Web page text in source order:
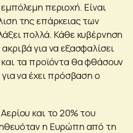
περιοχή. Είναι
της επάρκειας των
πολλά. Κάθε κυβέρνηση
για να εξασφαλίσει
τα προϊόντα θα φθάσουν
να έχει πρόσβαση ο
και το 20% του
η Ευρώπη από τη